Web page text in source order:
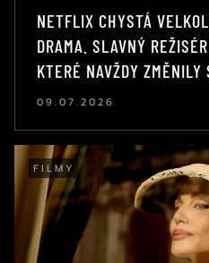
NETFLIX CHYSTÁ
DRAMA. SLAVNÝ
KTERÉ NAVŽDY ZMĚNILY
09.07.2026
FILMY